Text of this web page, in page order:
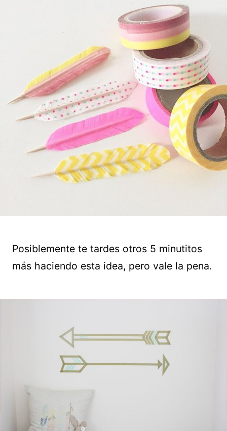
Posiblemente te tardes otros 5 minutitos
más haciendo esta idea, pero vale la pena.